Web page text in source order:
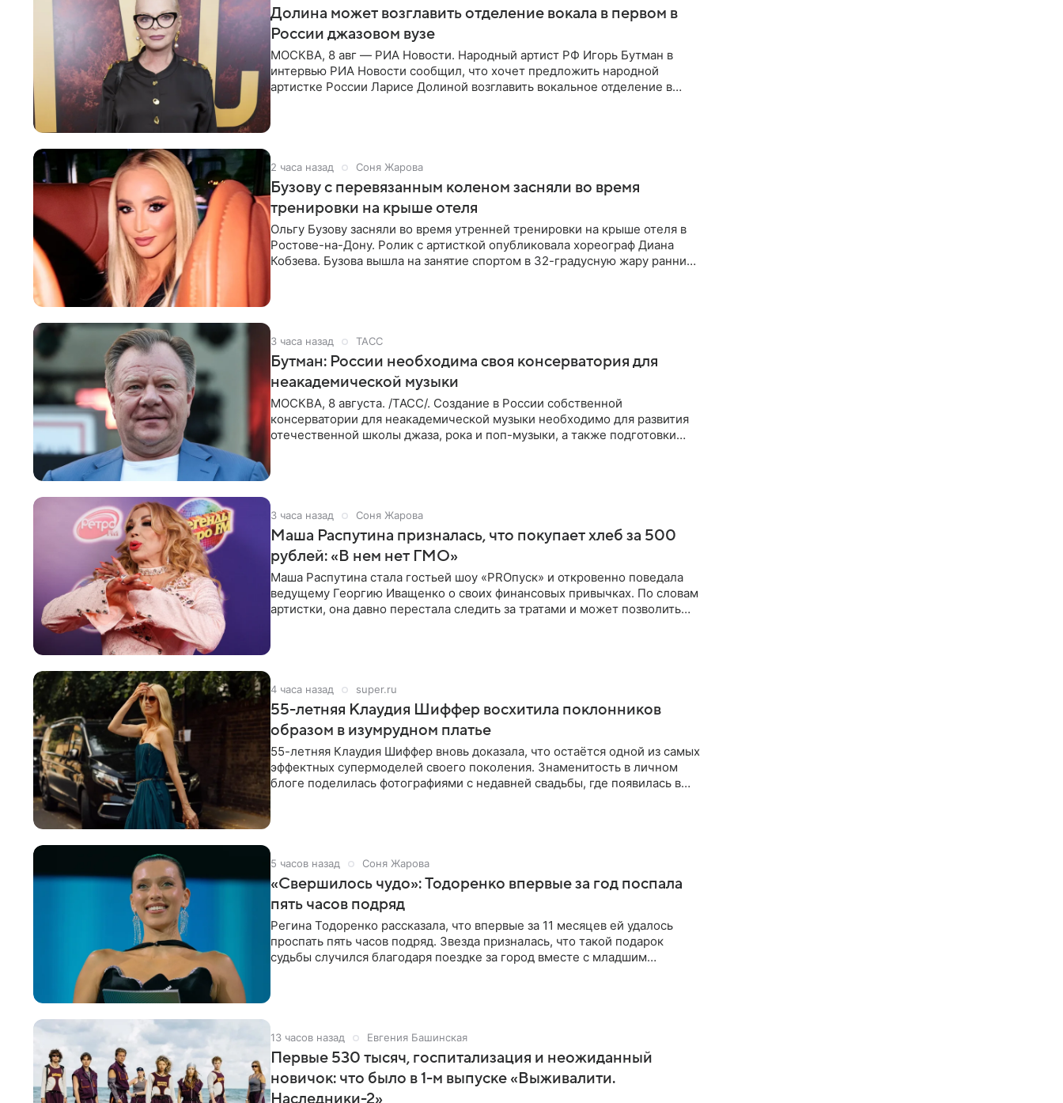
Долина может возглавить отделение вокала в первом в
России джазовом вузе
МОСКВА, 8 авг — РИА Новости. Народный артист РФ Игорь Бутман в
интервью РИА Новости сообщил, что хочет предложить народной
артистке России Ларисе Долиной возглавить вокальное отделение в
2 часа назад Соня Жарова
Бузову с перевязанным коленом засняли во время
тренировки на крыше отеля
Ольгу Бузову засняли во время утренней тренировки на крыше отеля в
Ростове-на-Дону. Ролик с артисткой опубликовала хореограф Диана
Кобзева. Бузова вышла на занятие спортом в 32-градусную жару ранним
3 часа назад ТАСС
Бутман: России необходима своя консерватория для
неакадемической музыки
МОСКВА, 8 августа. /ТАСС/. Создание в России собственной
консерватории для неакадемической музыки необходимо для развития
отечественной школы джаза, рока и поп-музыки, а также подготовки
3 часа назад Соня Жарова
Маша Распутина призналась, что покупает хлеб за 500
рублей: «В нем нет ГМО»
Маша Распутина стала гостьей шоу «PROпуск» и откровенно поведала
ведущему Георгию Иващенко о своих финансовых привычках. По словам
артистки, она давно перестала следить за тратами и может позволить
4 часа назад super.ru
55-летняя Клаудия Шиффер восхитила поклонников
образом в изумрудном платье
55-летняя Клаудия Шиффер вновь доказала, что остаётся одной из самых
эффектных супермоделей своего поколения. Знаменитость в личном
блоге поделилась фотографиями с недавней свадьбы, где появилась в
5 часов назад Соня Жарова
«Свершилось чудо»: Тодоренко впервые за год поспала
пять часов подряд
Регина Тодоренко рассказала, что впервые за 11 месяцев ей удалось
проспать пять часов подряд. Звезда призналась, что такой подарок
судьбы случился благодаря поездке за город вместе с младшим
13 часов назад Евгения Башинская
Первые 530 тысяч, госпитализация и неожиданный
новичок: что было в 1-м выпуске «Выживалити.
Наследники-2»